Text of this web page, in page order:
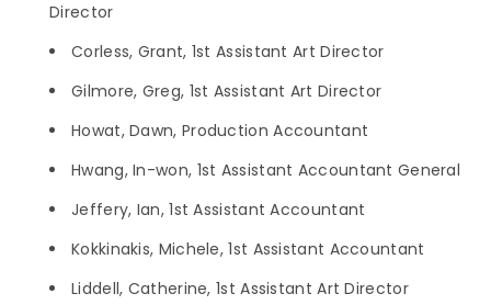
Director
Corless, Grant, 1st Assistant Art Director
Gilmore, Greg, 1st Assistant Art Director
Howat, Dawn, Production Accountant
Hwang, In-won, 1st Assistant Accountant General
Jeffery, Ian, 1st Assistant Accountant
Kokkinakis, Michele, 1st Assistant Accountant
Liddell, Catherine, 1st Assistant Art Director